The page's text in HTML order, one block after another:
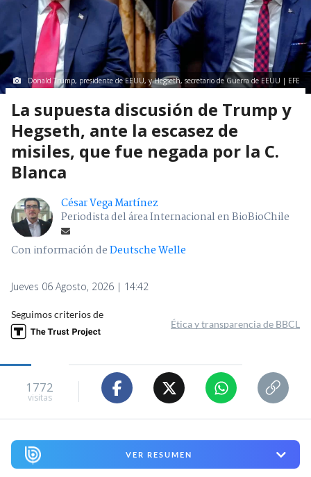
Donald Trump, presidente de EEUU, y Hegseth, secretario de Guerra de EEUU | EFE
La supuesta discusión de Trump y
Hegseth, ante la escasez de
misiles, que fue negada por la C.
Blanca
César Vega Martínez
Periodista del área Internacional en BioBioChile
Con información deDeutsche Welle
Jueves 06 Agosto, 2026 | 14:42
Seguimos criterios de
Ética y transparencia de BBCL
1772
visitas
VER RESUMEN